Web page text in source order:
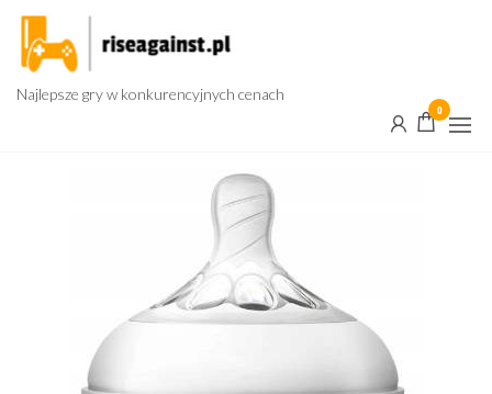
Przejdź
treści
Najlepsze gry w konkurencyjnych cenach
0